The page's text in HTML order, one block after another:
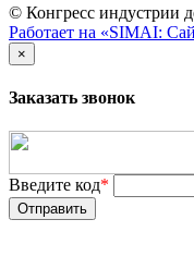
© Конгресс индустрии
Работает на «SIMAI:
×
Заказать звонок
Введите код*
Отправить